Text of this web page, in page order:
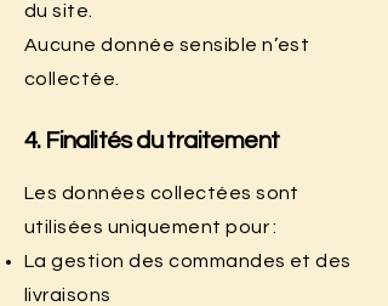
du site.
Aucune donnée sensible n’est
collectée.
4. Finalités du traitement
Les données collectées sont
utilisées uniquement pour :
La gestion des commandes et des
livraisons